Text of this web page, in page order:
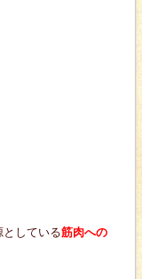
している筋肉への